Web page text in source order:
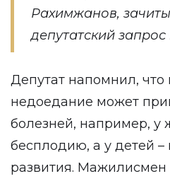
Рахимжанов,
депутатский
Депутат напомнил, что
недоедание может
болезней, например, у
бесплодию, а у детей –
развития. Мажилисмен